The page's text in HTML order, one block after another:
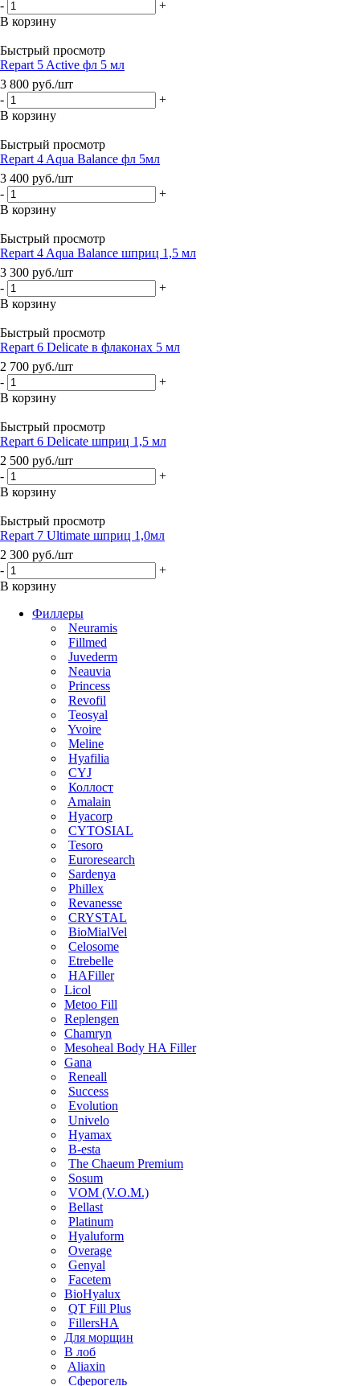
-
+
В корзину
Быстрый просмотр
Repart 5 Active фл 5 мл
3 800 руб./шт
-
+
В корзину
Быстрый просмотр
Repart 4 Aqua Balance фл 5мл
3 400 руб./шт
-
+
В корзину
Быстрый просмотр
Repart 4 Aqua Balance шприц 1,5 мл
3 300 руб./шт
-
+
В корзину
Быстрый просмотр
Repart 6 Delicate в флаконах 5 мл
2 700 руб./шт
-
+
В корзину
Быстрый просмотр
Repart 6 Delicate шприц 1,5 мл
2 500 руб./шт
-
+
В корзину
Быстрый просмотр
Repart 7 Ultimate шприц 1,0мл
2 300 руб./шт
-
+
В корзину
Филлеры
Neuramis
Fillmed
Juvederm
Neauvia
Princess
Revofil
Teosyal
Yvoire
Meline
Hyafilia
CYJ
Коллост
Amalain
Hyacorp
CYTOSIAL
Tesoro
Euroresearch
Sardenya
Phillex
Revanesse
CRYSTAL
BioMialVel
Celosome
Etrebelle
HAFiller
Licol
Metoo Fill
Replengen
Chamryn
Mesoheal Body HA Filler
Gana
Reneall
Success
Evolution
Univelo
Hyamax
B-esta
The Chaeum Premium
Sosum
VOM (V.O.M.)
Bellast
Platinum
Hyaluform
Overage
Genyal
Facetem
BioHyalux
QT Fill Plus
FillersHA
Для морщин
В лоб
Aliaxin
Сферогель